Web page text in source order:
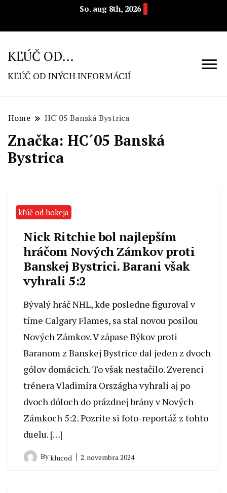
So. aug 8th, 2026
KĽÚČ OD…
KĽÚČ OD INÝCH INFORMÁCIÍ
Home HC´05 Banská Bystrica
Značka: HC´05 Banská
Bystrica
kľúč od hokeja
Nick Ritchie bol najlepším
hráčom Nových Zámkov proti
Banskej Bystrici. Barani však
vyhrali 5:2
Bývalý hráč NHL, kde posledne figuroval v
tíme Calgary Flames, sa stal novou posilou
Nových Zámkov. V zápase Býkov proti
Baranom z Banskej Bystrice dal jeden z dvoch
gólov domácich. To však nestačilo. Zverenci
trénera Vladimíra Országha vyhrali aj po
dvoch dóloch do prázdnej brány v Nových
Zámkoch 5:2. Pozrite si foto-reportáž z tohto
duelu. […]
Byklucod 2. novembra 2024